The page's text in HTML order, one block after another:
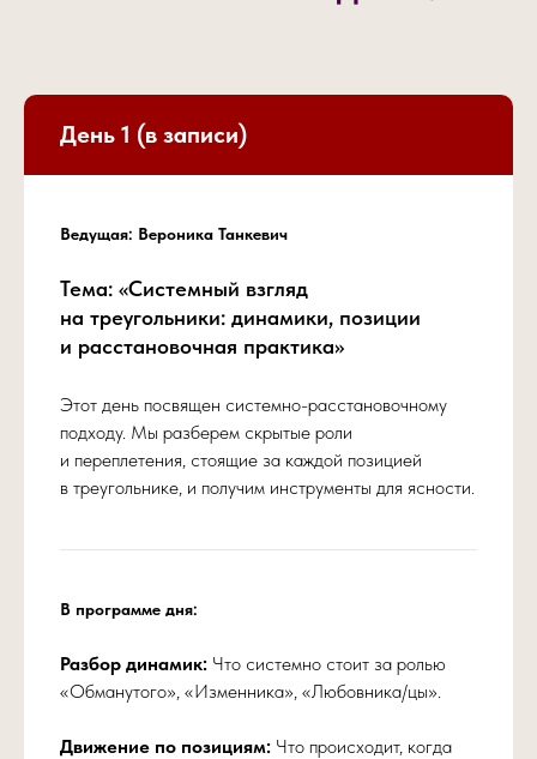
День 1 (в записи)
Ведущая: Вероника Танкевич
Тема: «Системный взгляд
на треугольники: динамики, позиции
и расстановочная практика»
Этот день посвящен системно-расстановочному
подходу. Мы разберем скрытые роли
и переплетения, стоящие за каждой позицией
в треугольнике, и получим инструменты для ясности.
В программе дня:
Разбор динамик: Что системно стоит за ролью
«Обманутого», «Изменника», «Любовника/цы».
Движение по позициям: Что происходит, когда